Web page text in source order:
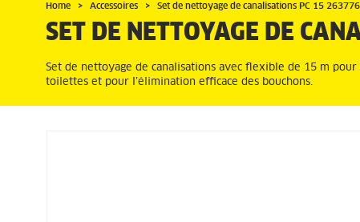
Home Accessoires Set de nettoyage de canalisations PC 15
SET DE NETTOYAGE DE
Set de nettoyage de canalisations avec flexible de 15 m
toilettes et pour l’élimination efficace des bouchons.